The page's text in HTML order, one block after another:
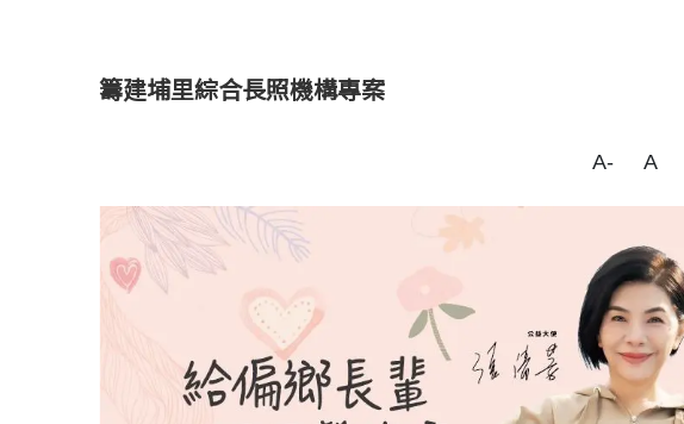
籌建埔里綜合長照機構專案
A- A